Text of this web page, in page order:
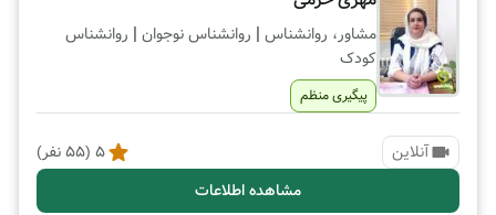
مشاور، روانشناس | روانشناس نوجوان | روانشناس
کودک
پیگیری منظم
آنلاین 5
(
55نفر)
مشاهده اطلاعات